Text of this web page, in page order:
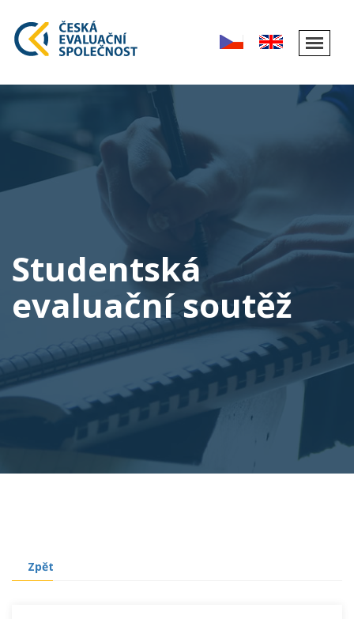
Studentská
evaluační soutěž
Zpět